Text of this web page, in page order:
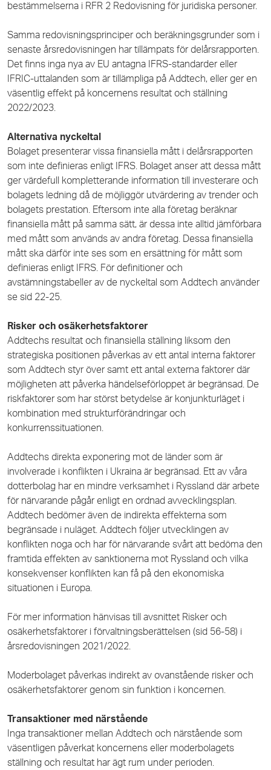
bestämmelserna i RFR 2 Redovisning för juridiska personer.
Samma redovisningsprinciper och beräkningsgrunder som i
senaste årsredovisningen har tillämpats för delårsrapporten.
Det finns inga nya av EU antagna IFRS-standarder eller
IFRIC-uttalanden som är tillämpliga på Addtech, eller ger en
väsentlig effekt på koncernens resultat och ställning
2022/2023.
Alternativa nyckeltal
Bolaget presenterar vissa finansiella mått i delårsrapporten
som inte definieras enligt IFRS. Bolaget anser att dessa mått
ger värdefull kompletterande information till investerare och
bolagets ledning då de möjliggör utvärdering av trender och
bolagets prestation. Eftersom inte alla företag beräknar
finansiella mått på samma sätt, är dessa inte alltid jämförbara
med mått som används av andra företag. Dessa finansiella
mått ska därför inte ses som en ersättning för mått som
definieras enligt IFRS. För definitioner och
avstämningstabeller av de nyckeltal som Addtech använder
se sid 22-25.
Risker och osäkerhetsfaktorer
Addtechs resultat och finansiella ställning liksom den
strategiska positionen påverkas av ett antal interna faktorer
som Addtech styr över samt ett antal externa faktorer där
möjligheten att påverka händelseförloppet är begränsad.
De
riskfaktorer som har störst betydelse är konjunkturläget i
kombination med strukturförändringar och
konkurrenssituationen.
Addtechs direkta exponering mot de länder som är
involverade i konflikten i Ukraina är begränsad. Ett av våra
dotterbolag har en mindre verksamhet i Ryssland där arbete
för närvarande pågår enligt en ordnad avvecklingsplan.
Addtech bedömer även de indirekta effekterna som
begränsade i nuläget. Addtech följer utvecklingen av
konflikten noga och har för närvarande svårt att bedöma den
framtida effekten av sanktionerna mot Ryssland och vilka
konsekvenser konflikten kan få på den ekonomiska
situationen i Europa.
För mer information hänvisas till avsnittet Risker och
osäkerhetsfaktorer i förvaltningsberättelsen (sid 56-58) i
årsredovisningen 2021/2022.
Moderbolaget påverkas indirekt av ovanstående risker och
osäkerhetsfaktorer genom sin funktion i koncernen.
Transaktioner med närstående
Inga transaktioner mellan Addtech och närstående som
väsentligen påverkat koncernens eller moderbolagets
ställning och resultat har ägt rum under perioden.